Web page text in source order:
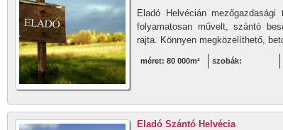
Eladó Helvécián
folyamatosan művelt, szántó
rajta. Könnyen megközelíthető,
méret: 80 000m² szobák:
Eladó Szántó Helvécia